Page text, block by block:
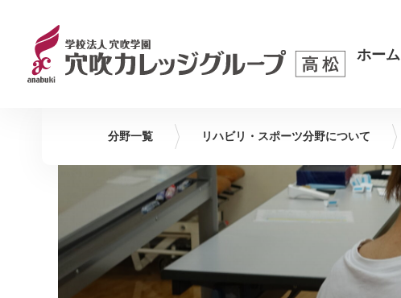
ホーム
分野一覧 リハビリ・スポーツ分野について